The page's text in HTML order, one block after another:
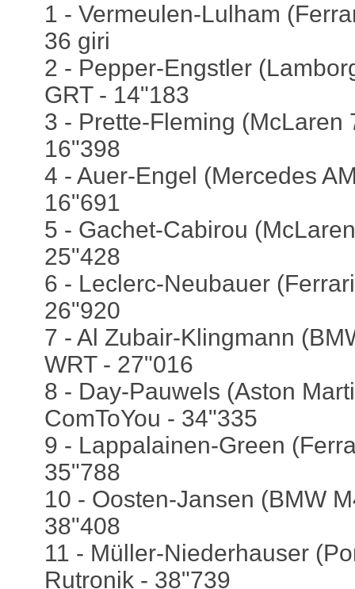
1 - Vermeulen-Lulham
36 giri
2 - Pepper-Engstler
GRT - 14"183
3 - Prette-Fleming (McLaren
16"398
4 - Auer-Engel (Mercedes
16"691
5 - Gachet-Cabirou
25"428
6 - Leclerc-Neubauer
26"920
7 - Al Zubair-Klingmann
WRT - 27"016
8 - Day-Pauwels (Aston
ComToYou - 34"335
9 - Lappalainen-Green
35"788
10 - Oosten-Jansen (BMW
38"408
11 - Müller-Niederhauser
Rutronik - 38"739